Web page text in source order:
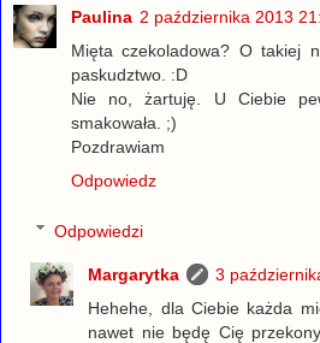
Paulina 2 października 2013
Mięta czekoladowa? O takiej
paskudztwo. :D
Nie no, żartuję. U Ciebie
smakowała. ;)
Pozdrawiam
Odpowiedz
Odpowiedzi
Margarytka
3
Hehehe, dla Ciebie każda
nawet nie będę Cię